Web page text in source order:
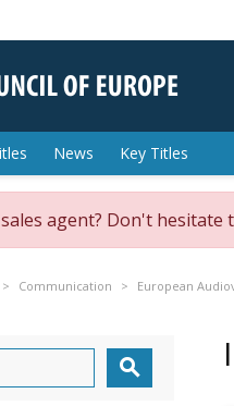
News Key Titles
agent? Don't hesitate
Communication European
